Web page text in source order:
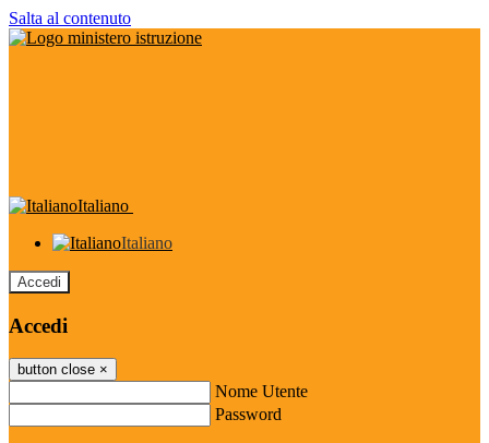
Salta al contenuto
Italiano
Italiano
Accedi
Accedi
button close ×
Nome Utente
Password